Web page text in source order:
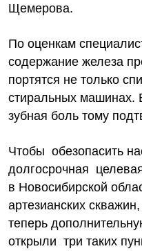
Щемерова.
По оценкам
содержание железа
портятся не только
стиральных машинах.
зубная боль тому
Чтобы обезопасить
долгосрочная
в Новосибирской
артезианских
теперь
открыли три таких